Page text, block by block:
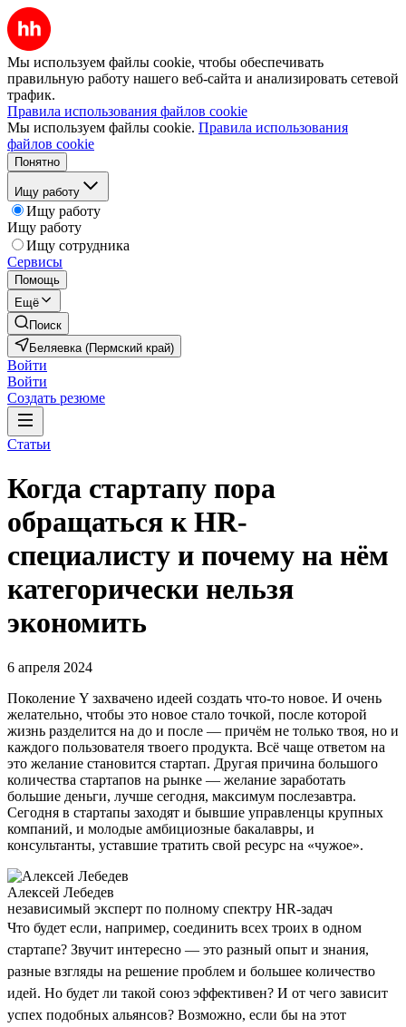
Мы используем файлы cookie, чтобы обеспечивать
правильную работу нашего веб-сайта и анализировать сетевой
трафик.
Правила использования файлов cookie
Мы используем файлы cookie. Правила использования
файлов cookie
Понятно
Ищу работу
Ищу работу
Ищу работу
Ищу сотрудника
Сервисы
Помощь
Ещё
Поиск
Беляевка (Пермский край)
Войти
Войти
Создать резюме
Статьи
Когда стартапу пора
обращаться к HR-
специалисту и почему на нём
категорически нельзя
экономить
6 апреля 2024
Поколение Y захвачено идеей создать что-то новое. И очень
желательно, чтобы это новое стало точкой, после которой
жизнь разделится на до и после — причём не только твоя, но и
каждого пользователя твоего продукта. Всё чаще ответом на
это желание становится стартап. Другая причина большого
количества стартапов на рынке — желание заработать
большие деньги, лучше сегодня, максимум послезавтра.
Сегодня в стартапы заходят и бывшие управленцы крупных
компаний, и молодые амбициозные бакалавры, и
консультанты, уставшие тратить свой ресурс на «чужое».
Алексей Лебедев
независимый эксперт по полному спектру HR-задач
Что будет если, например, соединить всех троих в одном
стартапе? Звучит интересно — это разный опыт и знания,
разные взгляды на решение проблем и большее количество
идей. Но будет ли такой союз эффективен? И от чего зависит
успех подобных альянсов? Возможно, если бы на этот